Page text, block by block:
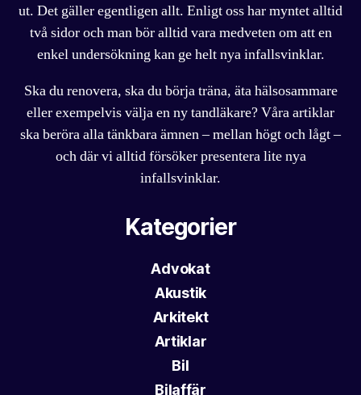
ut. Det gäller egentligen allt. Enligt oss har myntet alltid
två sidor och man bör alltid vara medveten om att en
enkel undersökning kan ge helt nya infallsvinklar.
Ska du renovera, ska du börja träna, äta hälsosammare
eller exempelvis välja en ny tandläkare? Våra artiklar
ska beröra alla tänkbara ämnen – mellan högt och lågt –
och där vi alltid försöker presentera lite nya
infallsvinklar.
Kategorier
Advokat
Akustik
Arkitekt
Artiklar
Bil
Bilaffär